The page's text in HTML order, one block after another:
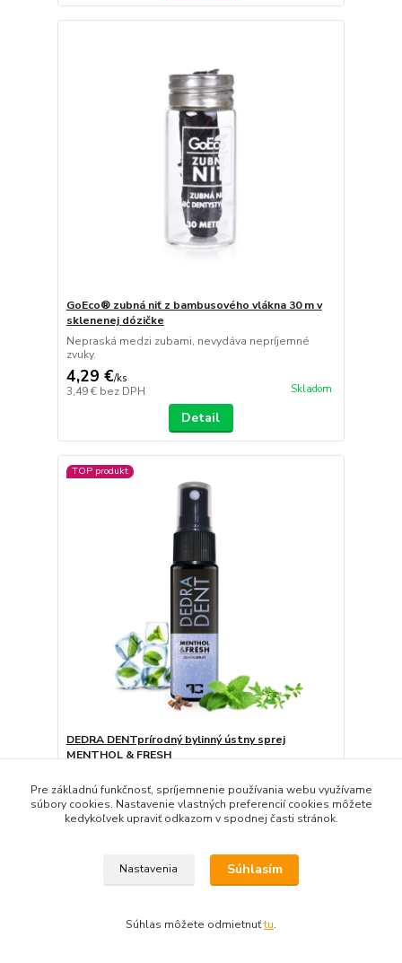
GoEco® zubná niť z bambusového vlákna 30 m v
sklenenej dózičke
Nepraská medzi zubami, nevydáva nepríjemné
zvuky.
4,29 €/ks
3,49 € bez DPH Skladom
Detail
TOP produkt
DEDRA DENTprírodný bylinný ústny sprej
MENTHOL & FRESH
5,59 € ks
4,54 €bez DPH Skladom
Pre základnú funkčnosť, spríjemnenie používania webu využívame
súbory cookies. Nastavenie vlastných preferencií cookies môžete
kedykoľvek upraviť odkazom v spodnej časti stránok.
Nastavenia Súhlasím
Súhlas môžete odmietnuťtu.